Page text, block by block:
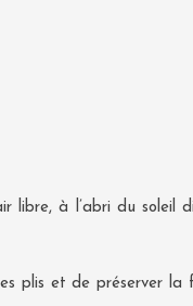
libre, à l’abri du soleil
plis et de préserver